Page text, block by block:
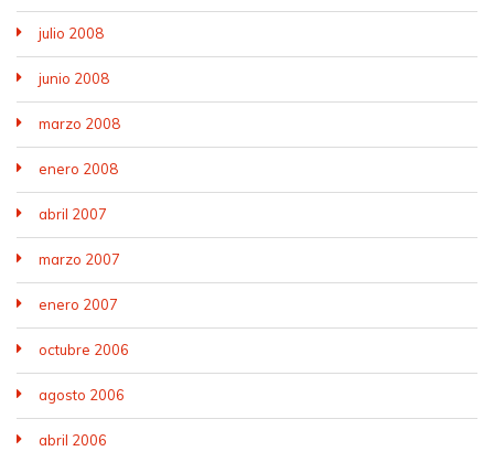
julio 2008
junio 2008
marzo 2008
enero 2008
abril 2007
marzo 2007
enero 2007
octubre 2006
agosto 2006
abril 2006